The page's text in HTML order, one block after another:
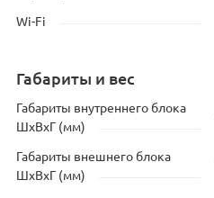
Wi-Fi
Габариты и вес
Габариты внутреннего блока
ШхВхГ (мм)
Габариты внешнего блока
ШхВхГ (мм)